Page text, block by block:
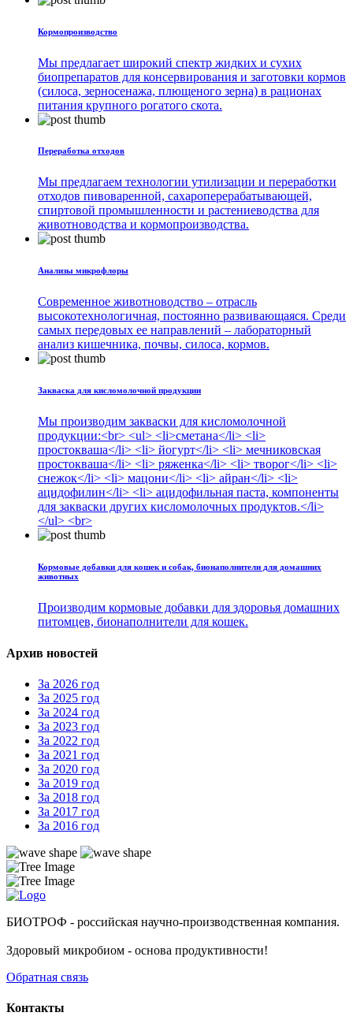
Кормопроизводство
Мы предлагает широкий спектр жидких и сухих
биопрепаратов для консервирования и заготовки кормов
(силоса, зерносенажа, плющеного зерна) в рационах
питания крупного рогатого скота.
Переработка отходов
Мы предлагаем технологии утилизации и переработки
отходов пивоваренной, сахароперерабатывающей,
спиртовой промышленности и растениеводства для
животноводства и кормопроизводства.
Анализы микрофлоры
Современное животноводство – отрасль
высокотехнологичная, постоянно развивающаяся. Среди
самых передовых ее направлений – лабораторный
анализ кишечника, почвы, силоса, кормов.
Закваска для кисломолочной продукции
Мы производим закваски для кисломолочной
продукции:<br> <ul> <li>сметана</li> <li>
простокваша</li> <li> йогурт</li> <li> мечниковская
простокваша</li> <li> ряженка</li> <li> творог</li> <li>
снежок</li> <li> мацони</li> <li> айран</li> <li>
ацидофилин</li> <li> ацидофильная паста, компоненты
для закваски других кисломолочных продуктов.</li>
</ul> <br>
Кормовые добавки для кошек и собак, бионаполнители для домашних
животных
Производим кормовые добавки для здоровья домашних
питомцев, бионаполнители для кошек.
Архив новостей
За 2026 год
За 2025 год
За 2024 год
За 2023 год
За 2022 год
За 2021 год
За 2020 год
За 2019 год
За 2018 год
За 2017 год
За 2016 год
БИОТРОФ - российская научно-производственная компания.
Здоровый микробиом - основа продуктивности!
Обратная связь
Контакты